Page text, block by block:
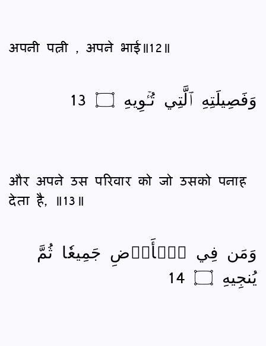
अपनी पत्नी , अपने भाई॥12॥
وَفَصِيلَتِهِ ٱلَّتِي تُـٔۡوِيهِ ۝ 13
और अपने उस परिवार को जो उसको पनाह
देता है, ॥13॥
وَمَن فِي ٱلۡأَرۡضِ جَمِيعٗا ثُمَّ
يُنجِيهِ ۝ 14